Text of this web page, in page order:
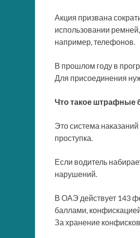
Акция призвана
использовании
например, телефонов.
В прошлом году в
Для присоединения
Что такое штрафные
Это система
проступка.
Если водитель
нарушений.
В ОАЭ действует 143
баллами,
За хранение